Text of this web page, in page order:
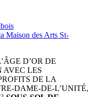
Maison des Arts St-
D’OR DE
AVEC LES
DE LA
DAME-DE-L’UNITÉ,